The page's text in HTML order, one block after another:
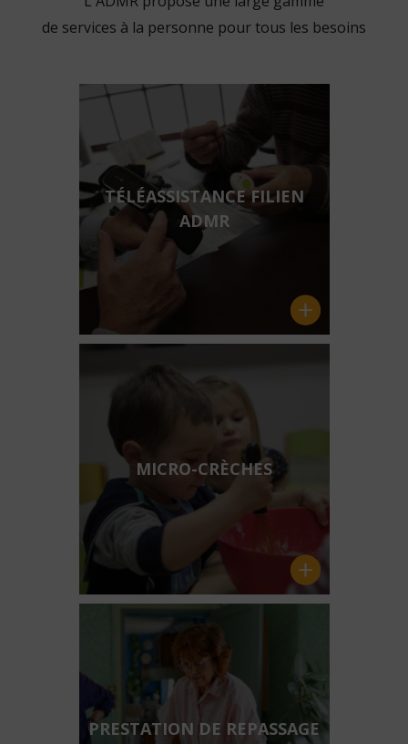
de services à la personne pour tous les besoins
TÉLÉASSISTANCE FILIEN
ADMR
MICRO-CRÈCHES
PRESTATION DE REPASSAGE